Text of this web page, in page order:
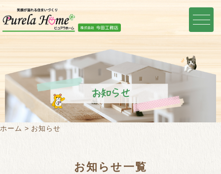
お知らせ
ホーム お知らせ
お知らせ一覧